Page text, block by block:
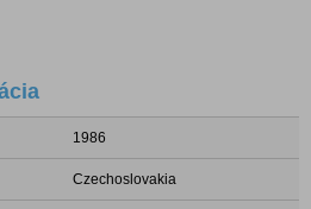
1986
Czechoslovakia